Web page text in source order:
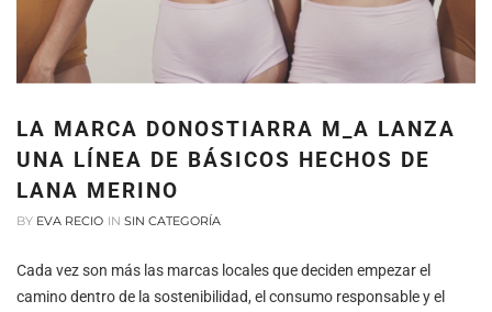
LA MARCA DONOSTIARRA M_A LANZA
UNA LÍNEA DE BÁSICOS HECHOS DE
LANA MERINO
BY EVA RECIO IN SIN CATEGORÍA
Cada vez son más las marcas locales que deciden empezar el
camino dentro de la sostenibilidad, el consumo responsable y el